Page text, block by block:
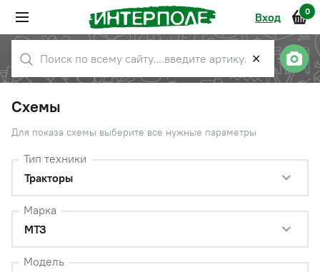
Вход 0
✕
Схемы
Для показа схемы выберите все нужные параметры
Тип техники
Тракторы
Марка
МТЗ
Модель